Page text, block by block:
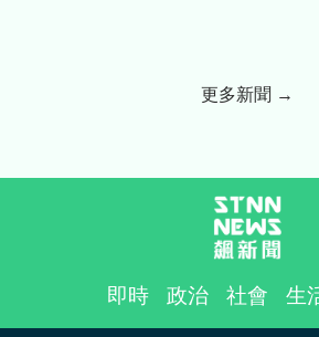
更多新聞 →
即時 政治 社會 生